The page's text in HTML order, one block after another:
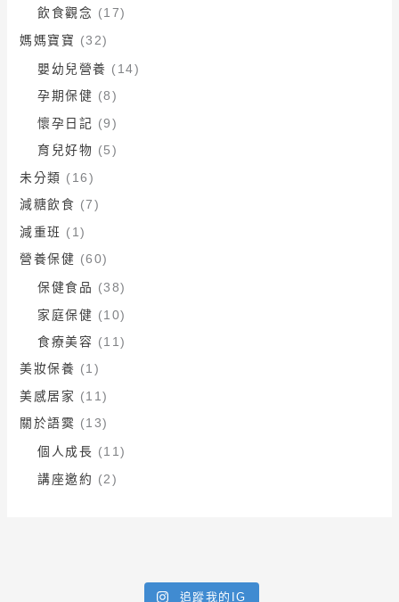
飲食觀念 (17)
媽媽寶寶 (32)
嬰幼兒營養 (14)
孕期保健 (8)
懷孕日記 (9)
育兒好物 (5)
未分類 (16)
減糖飲食 (7)
減重班 (1)
營養保健 (60)
保健食品 (38)
家庭保健 (10)
食療美容 (11)
美妝保養 (1)
美感居家 (11)
關於語霙 (13)
個人成長 (11)
講座邀約 (2)
追蹤我的IG